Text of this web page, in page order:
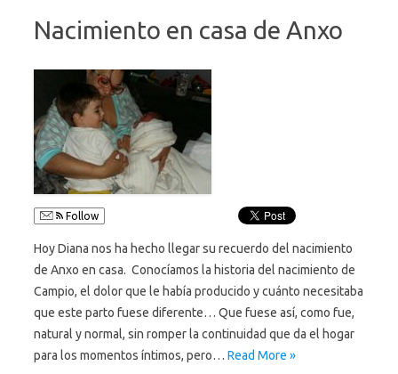
Nacimiento en casa de Anxo
Follow
Hoy Diana nos ha hecho llegar su recuerdo del nacimiento
de Anxo en casa. Conocíamos la historia del nacimiento de
Campio, el dolor que le había producido y cuánto necesitaba
que este parto fuese diferente… Que fuese así, como fue,
natural y normal, sin romper la continuidad que da el hogar
para los momentos íntimos, pero… Read More »